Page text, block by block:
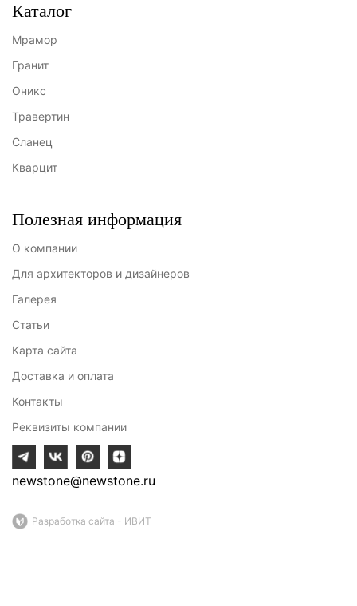
Каталог
Мрамор
Гранит
Оникс
Травертин
Сланец
Кварцит
Полезная информация
О компании
Для архитекторов и дизайнеров
Галерея
Статьи
Карта сайта
Доставка и оплата
Контакты
Реквизиты компании
newstone@newstone.ru
Разработка сайта - ИВИТ